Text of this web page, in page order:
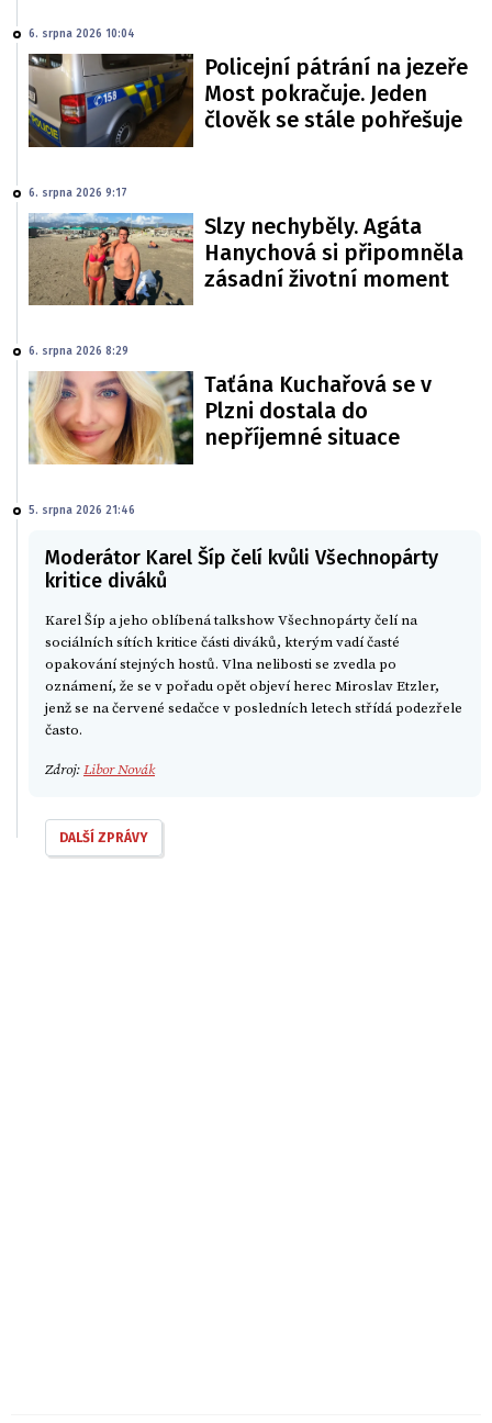
6. srpna 2026 10:04
Policejní pátrání na jezeře
Most pokračuje. Jeden
člověk se stále pohřešuje
6. srpna 2026 9:17
Slzy nechyběly. Agáta
Hanychová si připomněla
zásadní životní moment
6. srpna 2026 8:29
Taťána Kuchařová se v
Plzni dostala do
nepříjemné situace
5. srpna 2026 21:46
Moderátor Karel Šíp čelí kvůli Všechnopárty
kritice diváků
Karel Šíp a jeho oblíbená talkshow Všechnopárty čelí na
sociálních sítích kritice části diváků, kterým vadí časté
opakování stejných hostů. Vlna nelibosti se zvedla po
oznámení, že se v pořadu opět objeví herec Miroslav Etzler,
jenž se na červené sedačce v posledních letech střídá podezřele
často.
Zdroj:Libor Novák
DALŠÍ ZPRÁVY